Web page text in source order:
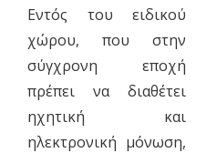
Εντός του ειδικού
χώρου, που στην
σύγχρονη εποχή
πρέπει να διαθέτει
ηχητική και
ηλεκτρονική μόνωση,